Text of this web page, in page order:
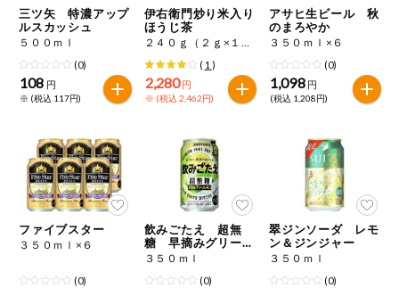
三ツ矢 特濃アップ
ルスカッシュ
５００ｍｌ
(0)
108 円
※ (税込 117円)
伊右衛門炒り米入り
ほうじ茶
２４０ｇ（２ｇ×１２０）
( 1 )
2,280 円
※ (税込 2,462円)
アサヒ生ビール 秋
のまろやか
３５０ｍｌ×６
(0)
1,098 円
(税込 1,208円)
ファイブスター
３５０ｍｌ×６
(0)
飲みごたえ 超無
糖 早摘みグリーン
レモン
３５０ｍｌ
(0)
翠ジンソーダ レモ
ン＆ジンジャー
３５０ｍｌ
(0)